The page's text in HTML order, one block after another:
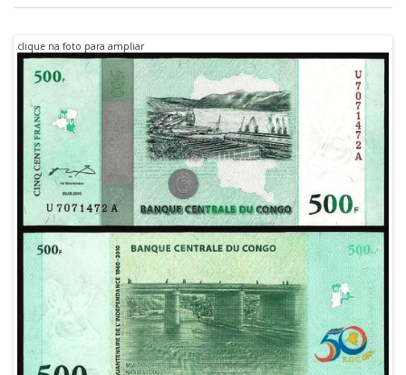
clique na foto para ampliar